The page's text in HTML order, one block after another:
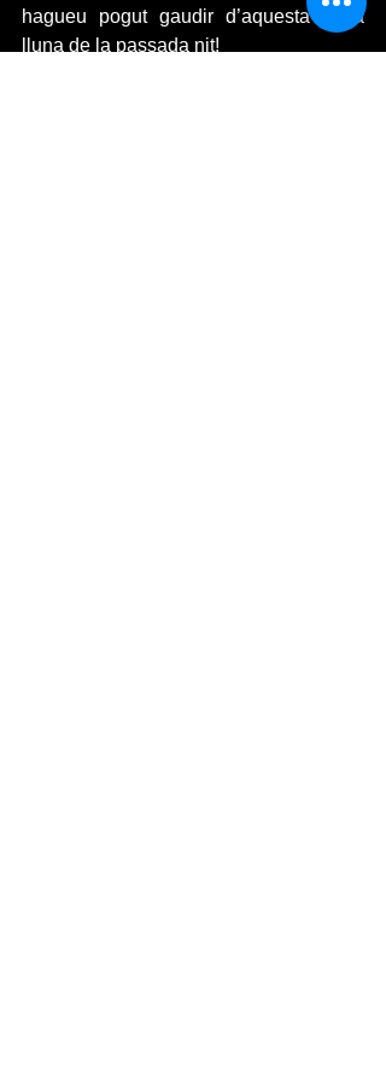
hagueu pogut gaudir d’aquesta bella
lluna de la passada nit!